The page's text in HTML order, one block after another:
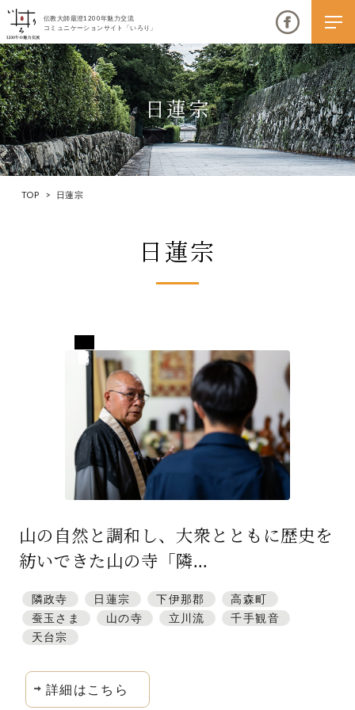
伝教大師最澄1200年魅力交流
コミュニケーションサイト「いろり」
伝教大師最澄1200年魅力交流
いろりとは
大学コラボプロジェクト
いろり端
特集「一隅を照らす」
探訪「1200年の魅力交流」
日本文化を探る
プレスアーカイブ
サイトポリシー
日蓮宗
TOP > 日蓮宗
日蓮宗
山の自然と調和し、大衆とともに歴史を
紡いできた山の寺「隣...
隣政寺 日蓮宗 下伊那郡
高森町
蚕玉さま
山の寺 立川流
千手観音
天台宗
詳細はこちら